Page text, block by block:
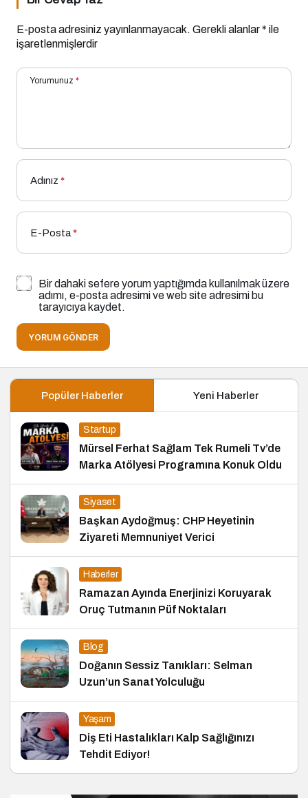
E-posta adresiniz yayınlanmayacak. Gerekli alanlar* ile
işaretlenmişlerdir
Yorumunuz *
Adınız *
E-Posta*
Bir dahaki sefere yorum yaptığımda kullanılmak üzere
adımı, e-posta adresimi ve web site adresimi bu
tarayıcıya kaydet.
YORUM GÖNDER
Popüler Haberler Yeni Haberler
Startup
Mürsel Ferhat Sağlam Tek Rumeli Tv’de
Marka Atölyesi Programına Konuk Oldu
Siyaset
Başkan Aydoğmuş: CHP Heyetinin
Ziyareti Memnuniyet Verici
Haberler
Ramazan Ayında Enerjinizi Koruyarak
Oruç Tutmanın Püf Noktaları
Blog
Doğanın Sessiz Tanıkları: Selman
Uzun’un Sanat Yolculuğu
Yaşam
Diş Eti Hastalıkları Kalp Sağlığınızı
Tehdit Ediyor!